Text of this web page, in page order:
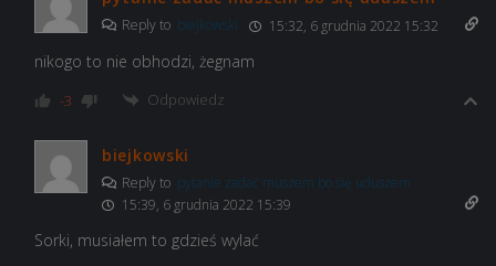
Reply to biejkowski 15:32, 6 grudnia 2022 15:32
nikogo to nie obhodzi, żegnam
-3 Odpowiedz
biejkowski
Reply to pytanie zadać muszem bo się uduszem
15:39, 6 grudnia 2022 15:39
Sorki, musiałem to gdzieś wylać